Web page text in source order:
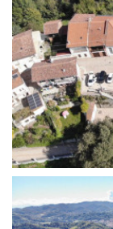
Contatti
La sede
Partner
Rete regionale
Bilancio sociale
Amministrazione
trasparente
Bandi e gare
Sostenibilità
SERVIZI
Servizi generali